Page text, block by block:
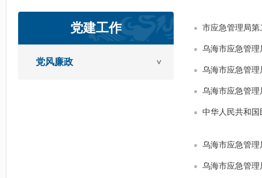
党建工作
党风廉政
市应急管理局
乌海市应急管
乌海市应急管理
乌海市应急管理
中华人民共和
乌海市应急管理
乌海市应急管